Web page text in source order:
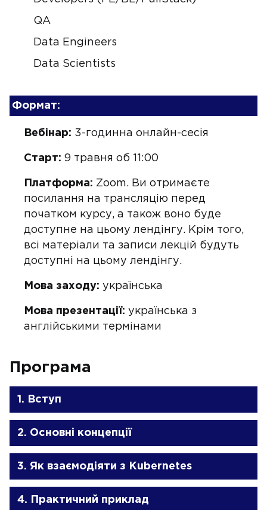
QA
Data Engineers
Data Scientists
Формат:
Вебінар: 3-годинна онлайн-сесія
Старт: 9 травня об 11:00
Платформа: Zoom. Ви отримаєте
посилання на трансляцію перед
початком курсу, а також воно буде
доступне на цьому лендінгу. Крім того,
всі матеріали та записи лекцій будуть
доступні на цьому лендінгу.
Мова заходу: українська
Мова презентації: українська з
англійськими термінами
Програма
1. Вступ
2. Основні концепції
3. Як взаємодіяти з Kubernetes
4. Практичний приклад